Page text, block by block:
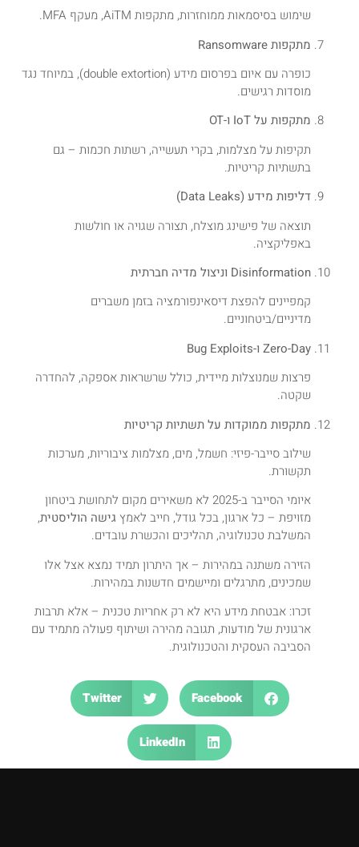
שימוש בסיסמאות ממוחזרות, מתקפות AiTM, מעקף MFA.
מתקפות Ransomware
כופרה עם איום בפרסום מידע (double extortion), במיוחד נגד
מוסדות רגישים.
מתקפות על IoT ו-OT
תקיפות על מצלמות, בקרי תעשייה, רשתות חכמות – גם
בתשתיות קריטיות.
דליפות מידע (Data Leaks)
תוצאה של פישינג מוצלח, תצורה שגויה או חולשות
באפליקציה.
Disinformation וניצול מדיה חברתית
קמפיינים להפצת דיסאינפורמציה בזמן משברים
מדיניים/ביטחוניים.
Zero-Day ו-Bug Exploits
פרצות שמנוצלות מיידית, כולל שרשראות אספקה, להחדרה
שקטה.
מתקפות ממוקדות על תשתיות קריטיות
שילוב סייבר-פיזי: חשמל, מים, מצלמות ציבוריות, מערכות
תקשורת.
איומי הסייבר ב-2025 לא משאירים מקום לתחושת ביטחון
מזויפת – כל ארגון, בכל גודל, חייב לאמץ גישה הוליסטית,
המשלבת טכנולוגיה, תהליכים והכשרת עובדים.
הזירה משתנה במהירות – אך היתרון תמיד נמצא אצל אלו
שמכינים, מתרגלים ומיישמים חדשנות במהירות.
זכרו: אבטחת מידע היא לא רק אחריות טכנית – אלא תרבות
ארגונית של מודעות, תגובה מהירה ושיתוף פעולה מתמיד עם
הסביבה העסקית והטכנולוגית.
Facebook
Twitter
LinkedIn